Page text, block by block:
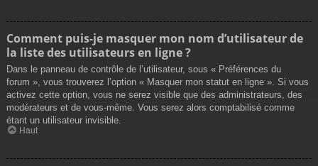
Comment puis-je masquer mon nom d’utilisateur de
la liste des utilisateurs en ligne ?
Dans le panneau de contrôle de l’utilisateur, sous « Préférences du
forum », vous trouverez l’option « Masquer mon statut en ligne ». Si vous
activez cette option, vous ne serez visible que des administrateurs, des
modérateurs et de vous-même. Vous serez alors comptabilisé comme
étant un utilisateur invisible.
Haut